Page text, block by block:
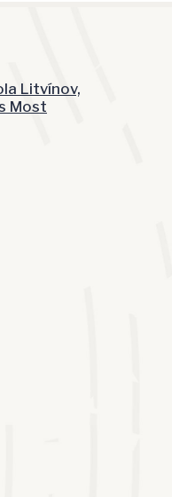
Litvínov,
Most